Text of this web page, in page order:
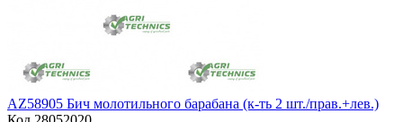
AZ58905 Бич молотильного барабана (к-ть 2 шт./прав.+лев.)